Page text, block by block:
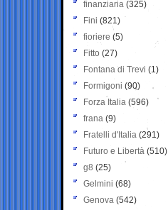
finanziaria (325)
Fini (821)
fioriere (5)
Fitto (27)
Fontana di Trevi (1)
Formigoni (90)
Forza Italia (596)
frana (9)
Fratelli d'Italia (291)
Futuro e Libertà (510)
g8 (25)
Gelmini (68)
Genova (542)